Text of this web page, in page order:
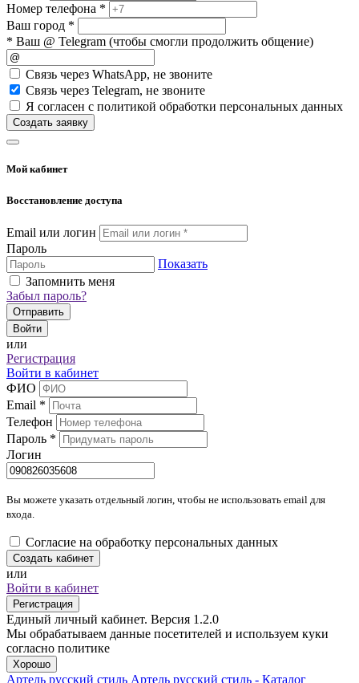
Номер телефона *
Ваш город *
* Ваш @ Telegram (чтобы смогли продолжить общение)
Cвязь через WhatsApp, не звоните
Cвязь через Telegram, не звоните
Я согласен с политикой обработки персональных данных
Создать заявку
Мой кабинет
Восстановление доступа
Email или логин
Пароль
Показать
Запомнить меня
Забыл пароль?
Отправить
Войти
или
Регистрация
Войти в кабинет
ФИО
Email *
Телефон
Пароль *
Логин
Вы можете указать отдельный логин, чтобы не использовать email для
входа.
Согласие на обработку персональных данных
Создать кабинет
или
Войти в кабинет
Регистрация
Единый личный кабинет. Версия 1.2.0
Мы обрабатываем данные посетителей и используем куки
согласно политике
Хорошо
Артель русский стиль Артель русский стиль - Каталог